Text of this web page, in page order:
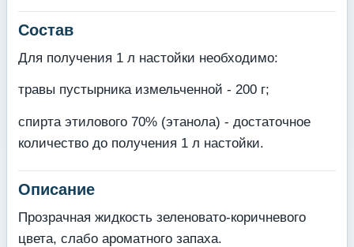
Состав
Для получения 1 л настойки необходимо:
травы пустырника измельченной - 200 г;
спирта этилового 70% (этанола) - достаточное
количество до получения 1 л настойки.
Описание
Прозрачная жидкость зеленовато-коричневого
цвета, слабо ароматного запаха.